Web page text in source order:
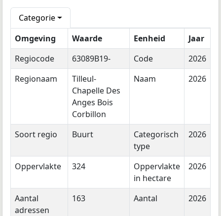
Categorie
Omgeving
Waarde Eenheid
Jaar
Regiocode
63089B19- Code
2026
Regionaam
Tilleul-
Chapelle Des
Anges Bois
Corbillon
Naam 2026
Soort regio Buurt
Categorisch
type
2026
Oppervlakte 324
Oppervlakte
in hectare
2026
Aantal
adressen
163 Aantal 2026